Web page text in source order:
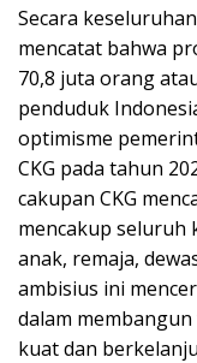
Secara
mencatat bahwa
70,8 juta orang
penduduk
optimisme
CKG pada tahun
cakupan CKG
mencakup seluruh
anak, remaja,
ambisius ini
dalam
kuat dan